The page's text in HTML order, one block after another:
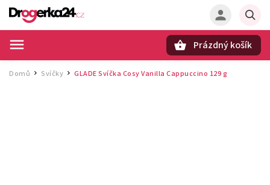
Prázdný košík
Domů / Svíčky / GLADE Svíčka Cosy Vanilla Cappuccino 129 g